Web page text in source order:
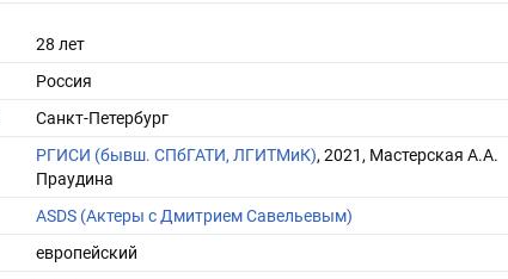
28 лет
Россия
Санкт-Петербург
РГИСИ (бывш. СПбГАТИ, ЛГИТМиК), 2021, Мастерская А.А.
Праудина
ASDS (Актеры с Дмитрием Савельевым)
европейский